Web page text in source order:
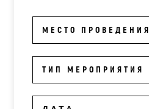
МЕСТО ПРОВЕДЕНИЯ
ТИП МЕРОПРИЯТИЯ